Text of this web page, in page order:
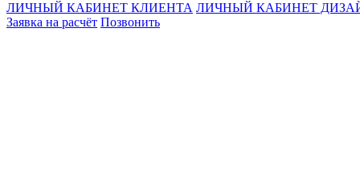
ЛИЧНЫЙ КАБИНЕТ КЛИЕНТА ЛИЧНЫЙ КАБИНЕТ
Заявка на расчёт Позвонить